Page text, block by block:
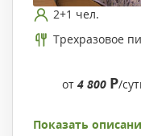
2+1 чел.
Трехразовое
от 4 800 Р/
Показать